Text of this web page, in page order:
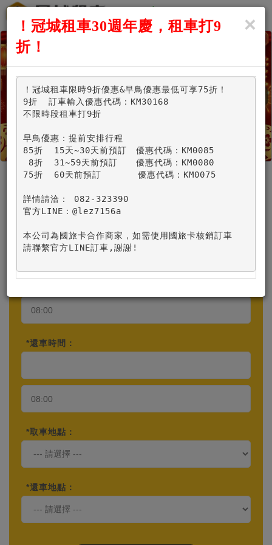
Menu
營業時間0800~1800,
超過營業時間取(還)車,請來電洽詢
*取車時間：
*還車時間：
*取車地點：
*還車地點：
×
！冠城租車30週年慶，租車打9
折！
！冠城租車限時9折優惠&早鳥優惠最低可享75折！
9折  訂車輸入優惠代碼：KM30168
不限時段租車打9折
早鳥優惠：提前安排行程
85折  15天~30天前預訂　優惠代碼：KM0085
8折  31~59天前預訂　　優惠代碼：KM0080
75折  60天前預訂　　　　優惠代碼：KM0075
詳情請洽： 082-323390
官方LINE：@lez7156a
本公司為國旅卡合作商家，如需使用國旅卡核銷訂車
請聯繫官方LINE訂車,謝謝!